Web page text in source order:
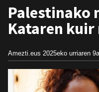
Palestinako
Kataren
Amezti.eus 2025eko urriaren 9a